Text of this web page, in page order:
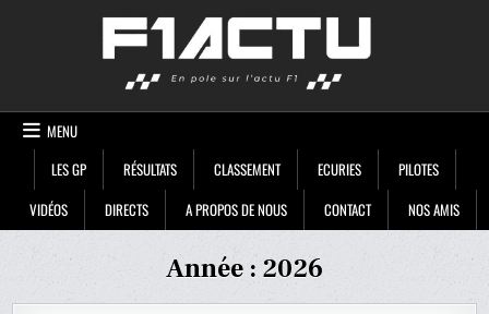
MENU
LES GP
RÉSULTATS CLASSEMENT ECURIES
PILOTES
VIDÉOS
DIRECTS A PROPOS DE NOUS CONTACT NOS AMIS
Année : 2026